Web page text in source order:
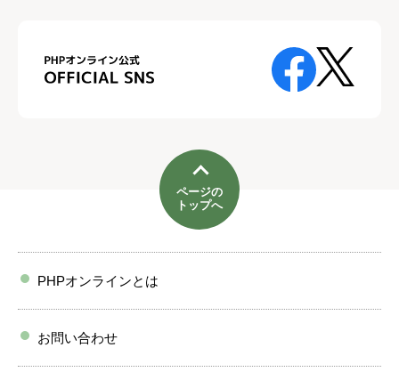
ページの
トップへ
PHPオンラインとは
お問い合わせ